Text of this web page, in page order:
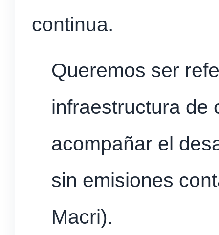
continua.
Queremos ser
infraestructura de
acompañar el
sin emisiones
Macri).